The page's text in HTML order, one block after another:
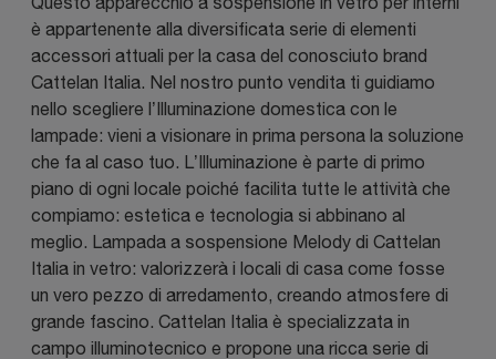
è appartenente alla diversificata serie di elementi
accessori attuali per la casa del conosciuto brand
Cattelan Italia. Nel nostro punto vendita ti guidiamo
nello scegliere l’Illuminazione domestica con le
lampade: vieni a visionare in prima persona la soluzione
che fa al caso tuo. L’Illuminazione è parte di primo
piano di ogni locale poiché facilita tutte le attività che
compiamo: estetica e tecnologia si abbinano al
meglio. Lampada a sospensione Melody di Cattelan
Italia in vetro: valorizzerà i locali di casa come fosse
un vero pezzo di arredamento, creando atmosfere di
grande fascino. Cattelan Italia è specializzata in
campo illuminotecnico e propone una ricca serie di